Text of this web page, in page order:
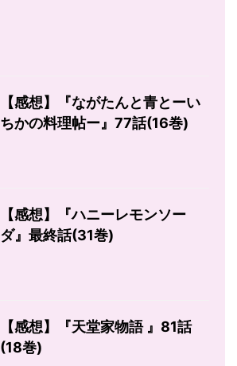
【感想】『ながたんと青とーい
ちかの料理帖ー』77話(16巻)
【感想】『ハニーレモンソー
ダ』最終話(31巻)
【感想】『天堂家物語 』81話
(18巻)